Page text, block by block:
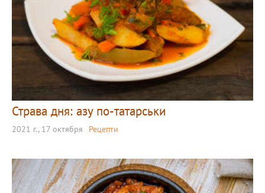
Страва дня: азу по-татарськи
2021 г., 17 октября Рецепти